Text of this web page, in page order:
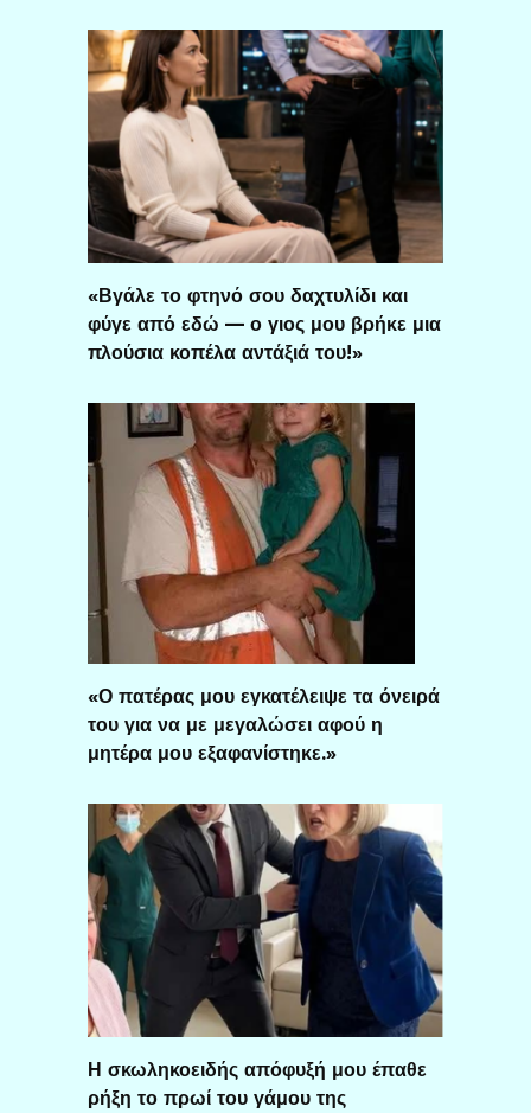
«Βγάλε το φτηνό σου δαχτυλίδι και
φύγε από εδώ — ο γιος μου βρήκε μια
πλούσια κοπέλα αντάξιά του!»
«Ο πατέρας μου εγκατέλειψε τα όνειρά
του για να με μεγαλώσει αφού η
μητέρα μου εξαφανίστηκε.»
Η σκωληκοειδής απόφυξή μου έπαθε
ρήξη το πρωί του γάμου της